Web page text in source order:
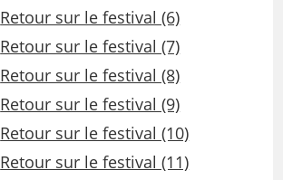
Retour sur le festival (6)
Retour sur le festival (7)
Retour sur le festival (8)
Retour sur le festival (9)
Retour sur le festival (10)
Retour sur le festival (11)